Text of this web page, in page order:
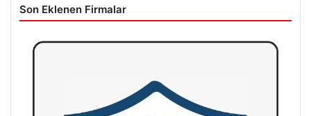
Son Eklenen Firmalar